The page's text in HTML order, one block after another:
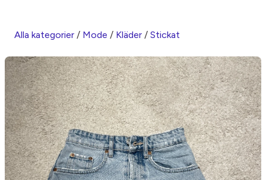
Alla kategorier / Mode / Kläder / Stickat